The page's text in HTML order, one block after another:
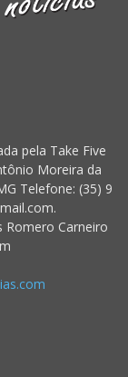
pela Take Five
Moreira da
Telefone: (35) 9
Carneiro